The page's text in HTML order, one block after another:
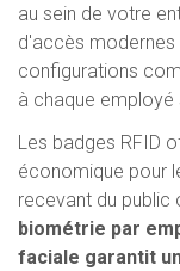
au sein de votre
d'accès
configurations
à chaque
Les badges RFID
économique pour
recevant du public
biométrie par
faciale garantit